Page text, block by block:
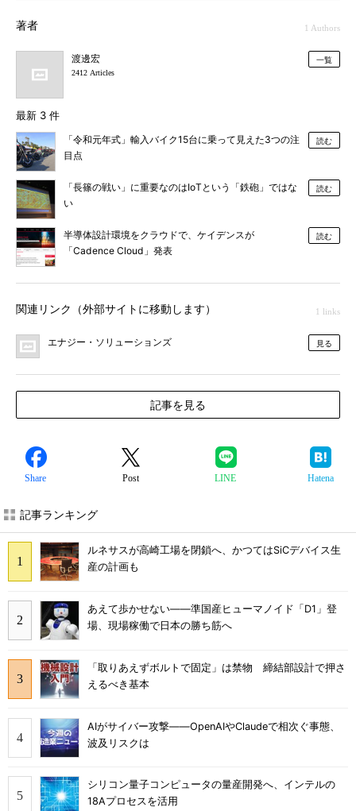
著者 1 Authors
渡邊宏
2412 Articles
一覧
最新 3 件
「令和元年式」輸入バイク15台に乗って見えた3つの注
目点
読む
「長篠の戦い」に重要なのはIoTという「鉄砲」ではな
い
読む
半導体設計環境をクラウドで、ケイデンスが
「Cadence Cloud」発表
読む
関連リンク（外部サイトに移動します） 1 links
エナジー・ソリューションズ 見る
記事を見る
Share Post LINE Hatena
記事ランキング
ルネサスが高崎工場を閉鎖へ、かつてはSiCデバイス生
産の計画も
あえて歩かせない――準国産ヒューマノイド「D1」登
場、現場稼働で日本の勝ち筋へ
「取りあえずボルトで固定」は禁物 締結部設計で押さ
えるべき基本
AIがサイバー攻撃――OpenAIやClaudeで相次ぐ事態、
波及リスクは
シリコン量子コンピュータの量産開発へ、インテルの
18Aプロセスを活用